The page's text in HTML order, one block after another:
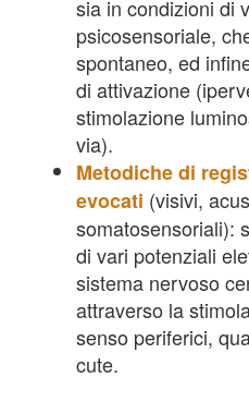
sia in condizioni di
psicosensoriale,
spontaneo, ed
di attivazione
stimolazione
via).
Metodiche di
evocati (visivi,
somatosensoriali):
di vari potenziali
sistema nervoso
attraverso la
senso periferici,
cute.